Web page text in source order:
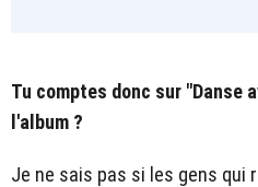
Tu comptes donc sur "Danse
l'album ?
Je ne sais pas si les gens qui